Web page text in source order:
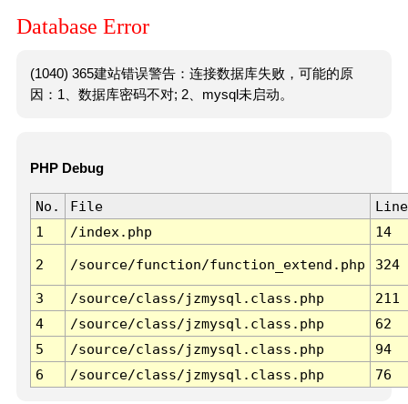
Database Error
(1040) 365建站错误警告：连接数据库失败，可能的原
因：1、数据库密码不对; 2、mysql未启动。
PHP Debug
No. File
Line
1
/index.php 14
2 /source/function/function_extend.php 324
3 /source/class/jzmysql.class.php
211
4
/source/class/jzmysql.class.php
62
5
/source/class/jzmysql.class.php
94
6
/source/class/jzmysql.class.php 76